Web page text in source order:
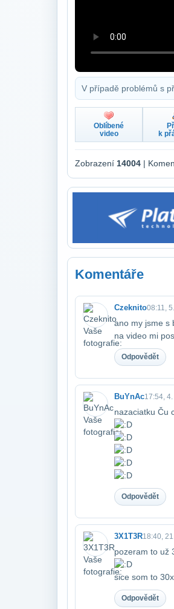
V případě problémů s
Oblíbené
video
k
Zobrazení 14004 |
Komentáře
Czeknito08:11,
ano my jsme s
na video mi
Odpovědět
BuYnAc17:54,
nazaciatku Ču
Odpovědět
3X1T3R18:40,
pozeram to už
​sice som to
Odpovědět